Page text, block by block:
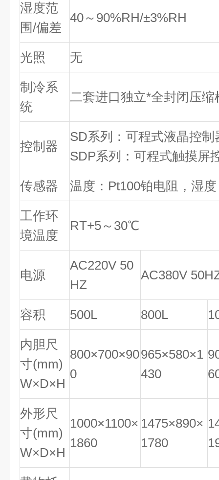
湿度范
围/偏差
40～90%RH/±3%RH
光照 无
制冷系
统
二套进口独立*全封闭压缩
控制器
SD系列：可程式液晶控制
SDP系列：可程式触摸屏
传感器 温度：Pt100铂电阻，湿
工作环
境温度
RT+5～30℃
电源
AC220V 50
HZ
AC380V
容积 500L 800L
内胆尺
寸(mm)
W×D×H
800×700×90
0
965×580×1
430
外形尺
寸(mm)
W×D×H
1000×1100×
1860
1475×890×
1780